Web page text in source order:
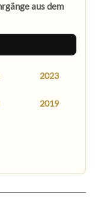
aus dem
2023
2019